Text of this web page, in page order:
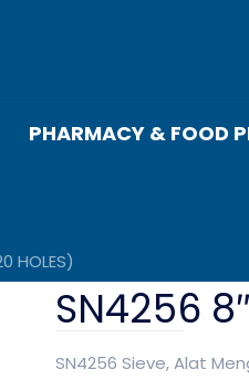
PHARMACY & FOOD
HOLES)
SN4256
SN4256 Sieve, Alat